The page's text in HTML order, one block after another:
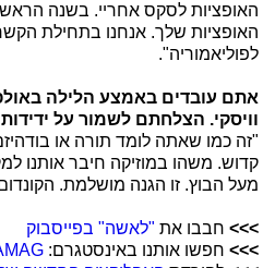
האופציות לסקס אחריי. בשנה
האופציות שלך. אנחנו בתחילת
לפוליאמוריה".
אתם עובדים באמצע הלילה
וויסקי. הצלחתם לשמור על
"זה כמו שאתה לומד תורה או
קדוש. משהו במוזיקה חיבר אותנו
מעל הבוץ. זו הגנה מושלמת.
>>>חבבו את "לאשה" בפייסבוק
>>>חפשו אותנו באינסטגרם: